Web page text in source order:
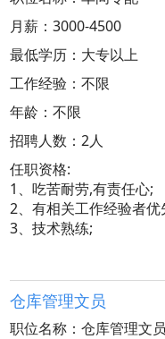
月薪：3000-4500
最低学历：大专以上
工作经验：不限
年龄：不限
招聘人数：2人
任职资格:
1、吃苦耐劳,有责任心;
2、有相关工作经验者优
3、技术熟练;
仓库管理文员
职位名称：仓库管理文员